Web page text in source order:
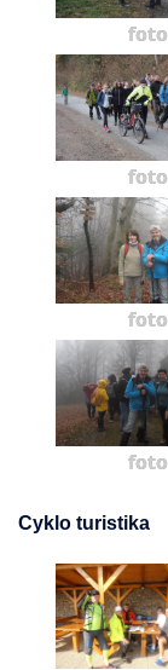
Cyklo turistika